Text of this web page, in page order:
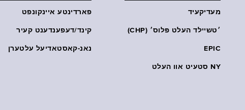
מעדיקעיד
׳טשיילד העלט פּלוס׳ (CHP)
EPIC
NY סטעיט אוו העלט
פארדינטע איינקונפט
קינד/דעפענדענט קעיר
נאנ-קאסטאדיעל עלטערן